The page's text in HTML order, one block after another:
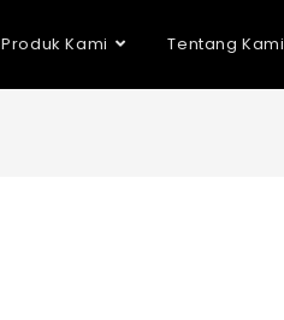
Produk Kami Tentang Kami